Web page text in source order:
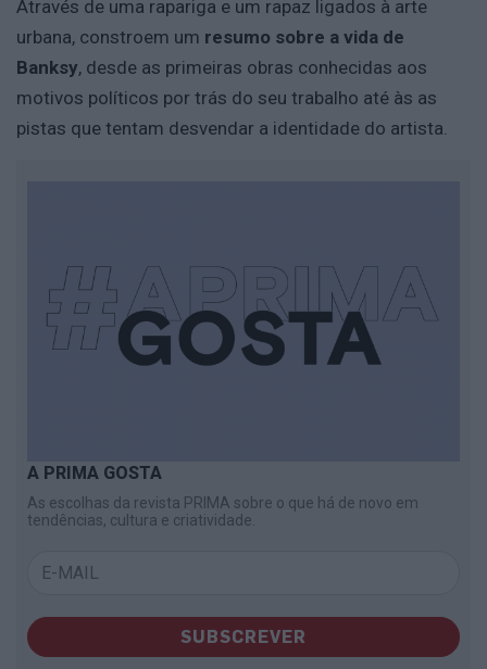
Através de uma rapariga e um rapaz ligados à arte
urbana, constroem um resumo sobre a vida de
Banksy, desde as primeiras obras conhecidas aos
motivos políticos por trás do seu trabalho até às as
pistas que tentam desvendar a identidade do artista.
A PRIMA GOSTA
As escolhas da revista PRIMA sobre o que há de novo em
tendências, cultura e criatividade.
SUBSCREVER